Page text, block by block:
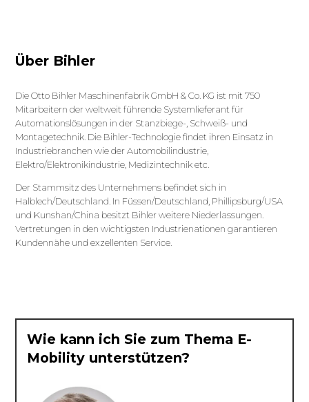
Über Bihler
Die Otto Bihler Maschinenfabrik GmbH & Co. KG ist mit 750
Mitarbeitern der weltweit führende Systemlieferant für
Automationslösungen in der Stanzbiege-, Schweiß- und
Montagetechnik. Die Bihler-Technologie findet ihren Einsatz in
Industriebranchen wie der Automobilindustrie,
Elektro/Elektronikindustrie, Medizintechnik etc.
Der Stammsitz des Unternehmens befindet sich in
Halblech/Deutschland. In Füssen/Deutschland, Phillipsburg/USA
und Kunshan/China besitzt Bihler weitere Niederlassungen.
Vertretungen in den wichtigsten Industrienationen garantieren
Kundennähe und exzellenten Service.
Wie kann ich Sie zum Thema E-
Mobility unterstützen?